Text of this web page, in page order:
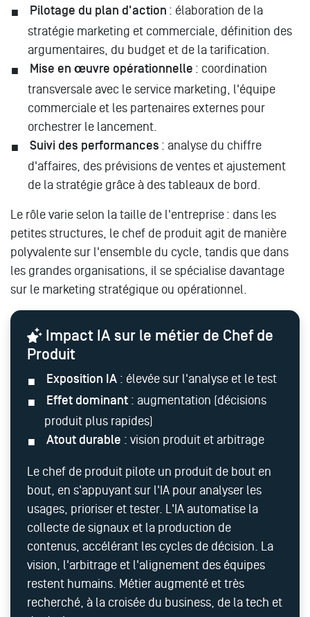
Pilotage du plan d'action : élaboration de la
stratégie marketing et commerciale, définition des
argumentaires, du budget et de la tarification.
Mise en œuvre opérationnelle : coordination
transversale avec le service marketing, l'équipe
commerciale et les partenaires externes pour
orchestrer le lancement.
Suivi des performances : analyse du chiffre
d'affaires, des prévisions de ventes et ajustement
de la stratégie grâce à des tableaux de bord.
Le rôle varie selon la taille de l'entreprise : dans les
petites structures, le chef de produit agit de manière
polyvalente sur l'ensemble du cycle, tandis que dans
les grandes organisations, il se spécialise davantage
sur le marketing stratégique ou opérationnel.
Impact IA sur le métier de Chef de
Produit
Exposition IA : élevée sur l'analyse et le test
Effet dominant : augmentation (décisions
produit plus rapides)
Atout durable : vision produit et arbitrage
Le chef de produit pilote un produit de bout en
bout, en s'appuyant sur l'IA pour analyser les
usages, prioriser et tester. L'IA automatise la
collecte de signaux et la production de
contenus, accélérant les cycles de décision. La
vision, l'arbitrage et l'alignement des équipes
restent humains. Métier augmenté et très
recherché, à la croisée du business, de la tech et